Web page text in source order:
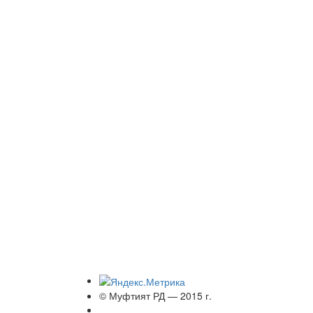
© Муфтият РД — 2015 г.